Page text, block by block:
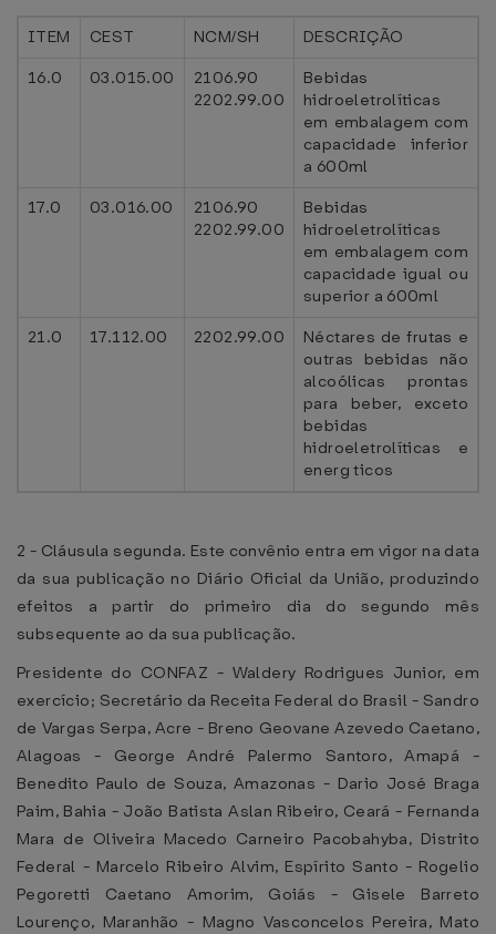
ITEM CEST NCM/SH
DESCRIÇÃO
16.0
03.015.00
2106.90
2202.99.00
Bebidas
hidroeletrolíticas
em embalagem com
capacidade inferior
a 600ml
17.0
03.016.00
2106.90
2202.99.00
Bebidas
hidroeletrolíticas
em embalagem com
capacidade igual ou
superior a 600ml
21.0
17.112.00 2202.99.00
Néctares de frutas e
outras bebidas não
alcoólicas prontas
para beber, exceto
bebidas
hidroeletrolíticas e
energ ticos
2 - Cláusula segunda. Este convênio entra em vigor na data
da sua publicação no Diário Oficial da União, produzindo
efeitos a partir do primeiro dia do segundo mês
subsequente ao da sua publicação.
Presidente do CONFAZ - Waldery Rodrigues Junior, em
exercício; Secretário da Receita Federal do Brasil - Sandro
de Vargas Serpa, Acre - Breno Geovane Azevedo Caetano,
Alagoas - George André Palermo Santoro, Amapá -
Benedito Paulo de Souza, Amazonas - Dario José Braga
Paim, Bahia - João Batista Aslan Ribeiro, Ceará - Fernanda
Mara de Oliveira Macedo Carneiro Pacobahyba, Distrito
Federal - Marcelo Ribeiro Alvim, Espírito Santo - Rogelio
Pegoretti Caetano Amorim, Goiás - Gisele Barreto
Lourenço, Maranhão - Magno Vasconcelos Pereira, Mato